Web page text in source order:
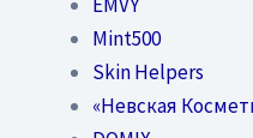
Mint500
Skin Helpers
«Невская